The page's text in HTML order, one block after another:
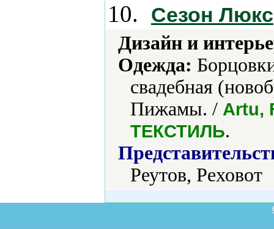
10. Сезон Люкс
Дизайн и
Одежда:
свадебная
Пижамы. / Artu,
ТЕКСТИЛЬ.
Реутов, Реховот